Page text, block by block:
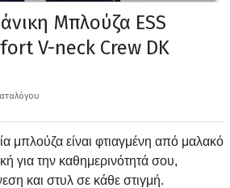
Μπλούζα ESS
V-neck Crew DK
μπλούζα είναι φτιαγμένη από μαλακό
για την καθημερινότητά σου,
και στυλ σε κάθε στιγμή.